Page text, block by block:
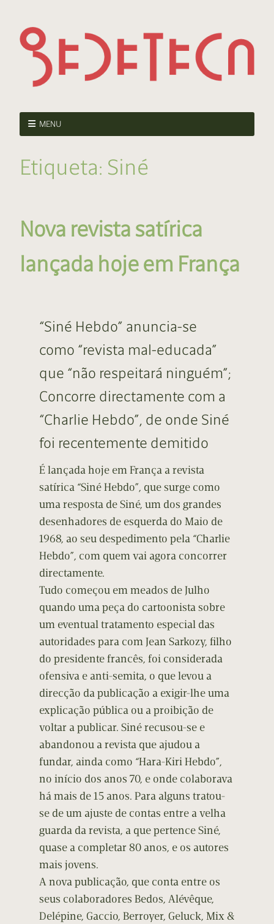
MENU
Etiqueta: Siné
Nova revista satírica
lançada hoje em França
“Siné Hebdo” anuncia-se
como “revista mal-educada”
que “não respeitará ninguém”;
Concorre directamente com a
“Charlie Hebdo”, de onde Siné
foi recentemente demitido
É lançada hoje em França a revista
satírica “Siné Hebdo”, que surge como
uma resposta de Siné, um dos grandes
desenhadores de esquerda do Maio de
1968, ao seu despedimento pela “Charlie
Hebdo”, com quem vai agora concorrer
directamente.
Tudo começou em meados de Julho
quando uma peça do cartoonista sobre
um eventual tratamento especial das
autoridades para com Jean Sarkozy, filho
do presidente francês, foi considerada
ofensiva e anti-semita, o que levou a
direcção da publicação a exigir-lhe uma
explicação pública ou a proibição de
voltar a publicar. Siné recusou-se e
abandonou a revista que ajudou a
fundar, ainda como “Hara-Kiri Hebdo”,
no início dos anos 70, e onde colaborava
há mais de 15 anos. Para alguns tratou-
se de um ajuste de contas entre a velha
guarda da revista, a que pertence Siné,
quase a completar 80 anos, e os autores
mais jovens.
A nova publicação, que conta entre os
seus colaboradores Bedos, Alévêque,
Delépine, Gaccio, Berroyer, Geluck, Mix &